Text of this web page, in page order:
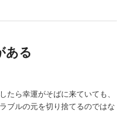
ある
たら幸運がそばに来ていても、
ブルの元を切り捨てるのではな